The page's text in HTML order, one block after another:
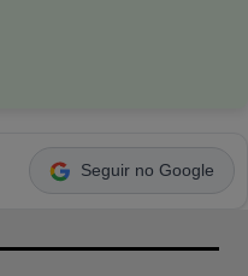
Seguir no Google